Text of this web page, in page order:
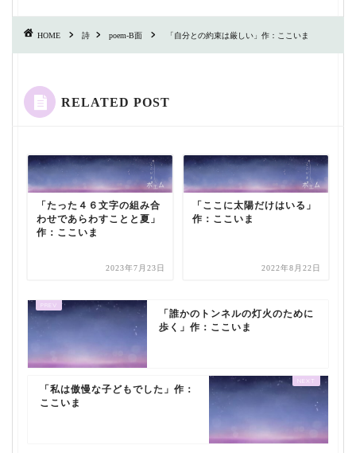
HOME 詩 poem-B面 「自分との約束は厳しい」作：ここいま
RELATED POST
「たった４６文字の組み合
わせであらわすことと夏」
作：ここいま
2023年7月23日
「ここに太陽だけはいる」
作：ここいま
2022年8月22日
「誰かのトンネルの灯火のために
歩く」作：ここいま
「私は傲慢な子どもでした」作：
ここいま